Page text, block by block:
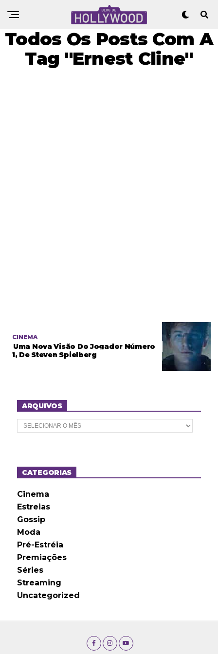
Todos Os Posts Com A
Tag "Ernest Cline"
CINEMA
Uma Nova Visão Do Jogador Número
1, De Steven Spielberg
ARQUIVOS
A
r
o
sCATEGORIAS
Cinema
Estreias
Gossip
Moda
Pré-Estréia
Premiações
Séries
Streaming
Uncategorized